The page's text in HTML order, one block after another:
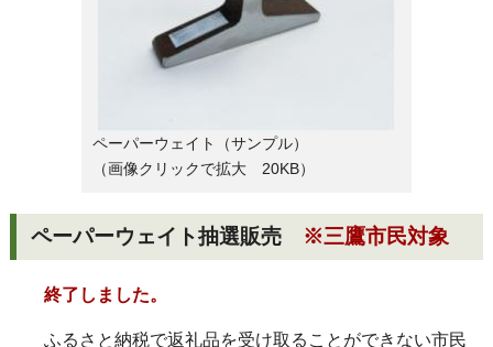
ペーパーウェイト（サンプル）
（画像クリックで拡大 20KB）
ペーパーウェイト抽選販売 ※三鷹市民対象
終了しました。
ふるさと納税で返礼品を受け取ることができない市民